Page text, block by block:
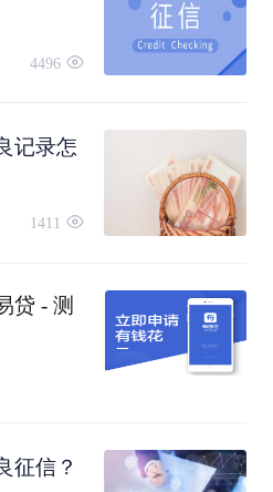
是有征信问题，查询一下
线下两种操作方式：线上
。
间
不良征信的记录时间为5
4496
记录怎
1411
贷 - 测
征信？